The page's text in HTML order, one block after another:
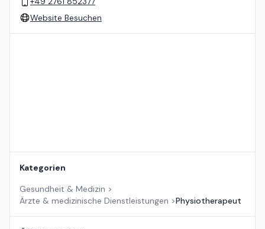
Website Besuchen
Kategorien
Gesundheit & Medizin >
Ärzte & medizinische Dienstleistungen >Physiotherapeut